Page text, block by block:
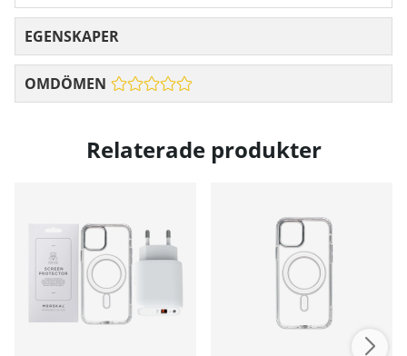
EGENSKAPER
OMDÖMEN
Relaterade produkter